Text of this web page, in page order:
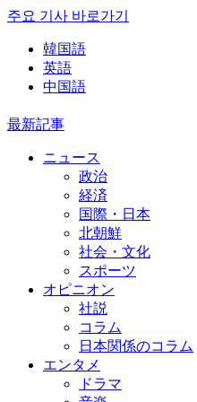
주요 기사 바로가기
韓国語
英語
中国語
最新記事
ニュース
政治
経済
国際・日本
北朝鮮
社会・文化
スポーツ
オピニオン
社説
コラム
日本関係のコラム
エンタメ
ドラマ